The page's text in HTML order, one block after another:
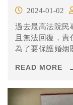
2024-01-02
過去最高法院民
且無法回復，
為了要保護婚姻
其他人重組家庭
中。
READ MORE